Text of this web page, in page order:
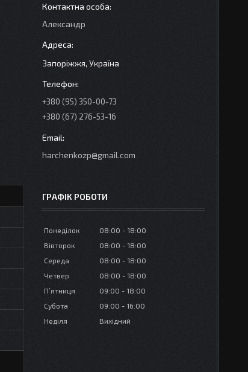
Александр
Запоріжжя, Україна
+380 (95) 350-00-73
+380 (67) 276-53-16
harchenkozp@gmail.com
ГРАФІК РОБОТИ
Понеділок 08:00
18:00
Вівторок
08:00
18:00
Середа
08:00
18:00
Четвер
08:00
18:00
Пʼятниця
09:00
18:00
Субота
09:00
16:00
Неділя
Вихідний